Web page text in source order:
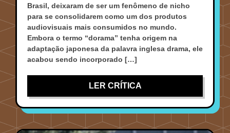
Brasil, deixaram de ser um fenômeno de nicho
para se consolidarem como um dos produtos
audiovisuais mais consumidos no mundo.
Embora o termo “dorama” tenha origem na
adaptação japonesa da palavra inglesa drama, ele
acabou sendo incorporado […]
LER CRÍTICA